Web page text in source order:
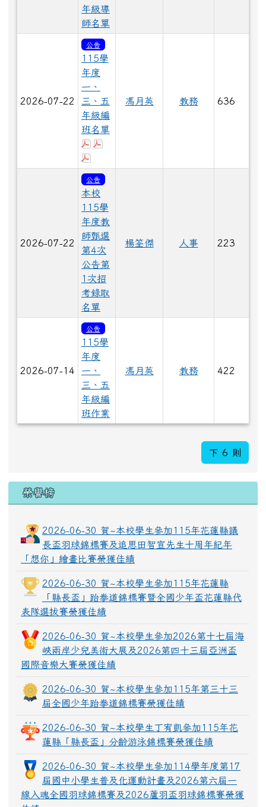
年級導
師名單
2026-07-22
公告
115學
年度
一、
三、五
年級編
班名單
下載：115學年度一年級編班名單公告
馮月英 教務 636
2026-07-22
公告
本校
115學
年度教
師甄選
第4次
公告第
1次招
考錄取
名單
楊筌傑 人事 223
2026-07-14
公告
115學
年度
一、
三、五
年級編
班作業
馮月英 教務 422
下 6 則
榮譽榜
2026-06-30 賀~本校學生參加115年花蓮縣議
長盃羽球錦標賽及追思田智宣先生十周年紀年
「想你」繪畫比賽榮獲佳績
2026-06-30 賀~本校學生參加115年花蓮縣
「縣長盃」跆拳道錦標賽暨全國少年盃花蓮縣代
表隊選拔賽榮獲佳績
2026-06-30 賀~本校學生參加2026第十七屆海
峽兩岸少兒美術大展及2026第四十三屆亞洲盃
國際音樂大賽榮獲佳績
2026-06-30 賀~本校學生參加115年第三十三
屆全國少年跆拳道錦標賽榮獲佳績
2026-06-30 賀~本校學生丁宥凱參加115年花
蓮縣「縣長盃」分齡游泳錦標賽榮獲佳績
2026-06-30 賀~本校學生參加114學年度第17
屆國中小學生普及化運動計畫及2026第六屆一
線入魂全國羽球錦標賽及2026蘆羽盃羽球錦標賽榮獲